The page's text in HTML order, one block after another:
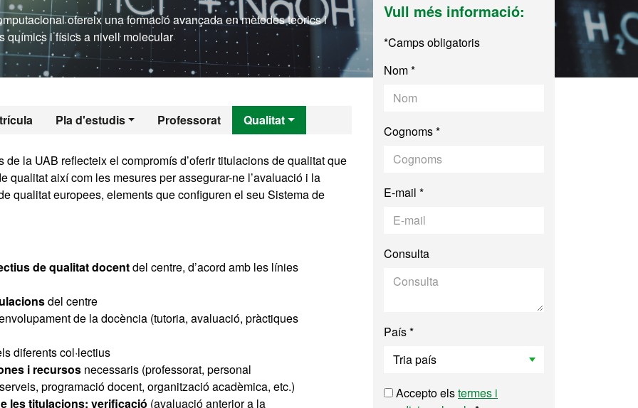
ofereix una formació avançada en mètodes teòrics i
químics i físics a nivell molecular
Pla d'estudis Professorat Qualitat
- Química Teòrica i Modelització
la UAB reflecteix el compromís d’oferir titulacions de qualitat que
qualitat així com les mesures per assegurar-ne l’avaluació i la
qualitat europees, elements que configuren el seu Sistema de
de qualitat docentdel centre, d’acord amb les línies
del centre
de la docència (tutoria, avaluació, pràctiques
diferents col·lectius
i recursos necessaris (professorat, personal
programació docent, organització acadèmica, etc.)
les titulacions: verificació (avaluació anterior a la
Vull més informació:
*Camps obligatoris
Nom *
Cognoms *
E-mail *
Consulta
País *
Accepto elstermes i